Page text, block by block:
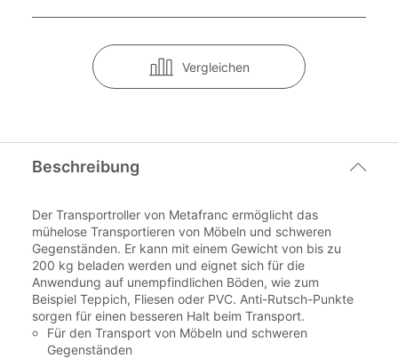
Vergleichen
Beschreibung
Der Transportroller von Metafranc ermöglicht das
mühelose Transportieren von Möbeln und schweren
Gegenständen. Er kann mit einem Gewicht von bis zu
200 kg beladen werden und eignet sich für die
Anwendung auf unempfindlichen Böden, wie zum
Beispiel Teppich, Fliesen oder PVC. Anti-Rutsch-Punkte
sorgen für einen besseren Halt beim Transport.
Für den Transport von Möbeln und schweren
Gegenständen